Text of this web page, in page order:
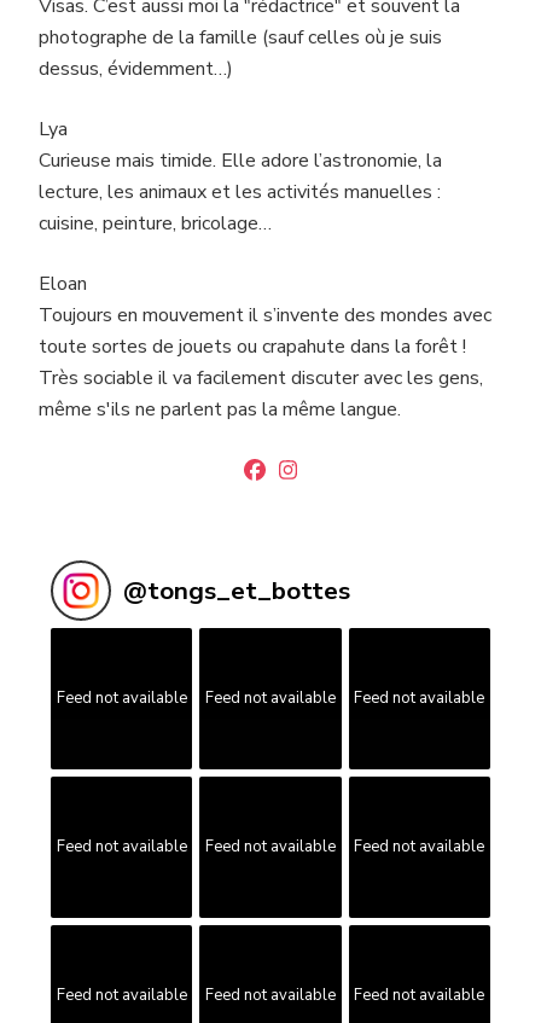
Visas. C’est aussi moi la "rédactrice" et souvent la
photographe de la famille (sauf celles où je suis
dessus, évidemment…)
Lya
Curieuse mais timide. Elle adore l’astronomie, la
lecture, les animaux et les activités manuelles :
cuisine, peinture, bricolage…
Eloan
Toujours en mouvement il s’invente des mondes avec
toute sortes de jouets ou crapahute dans la forêt !
Très sociable il va facilement discuter avec les gens,
même s'ils ne parlent pas la même langue.
@tongs_et_bottes
Feed not available Feed not available Feed not available
Feed not available Feed not available Feed not available
Feed not available Feed not available Feed not available